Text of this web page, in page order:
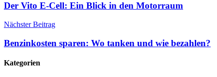
Der Vito E-Cell: Ein Blick in den Motorraum
Nächster Beitrag
Benzinkosten sparen: Wo tanken und wie bezahlen?
Kategorien